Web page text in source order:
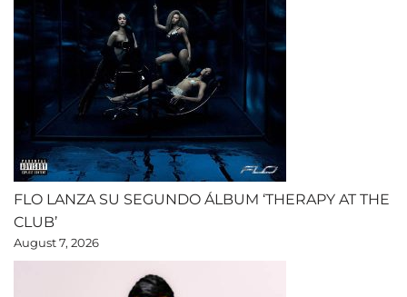
FLO LANZA SU SEGUNDO ÁLBUM ‘THERAPY AT THE
CLUB’
August 7, 2026